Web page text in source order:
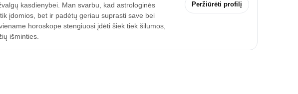
kasdienybei. Man svarbu, kad astrologinės
įdomios, bet ir padėtų geriau suprasti save bei
horoskope stengiuosi įdėti šiek tiek šilumos,
išminties.
Peržiūrėti profilį